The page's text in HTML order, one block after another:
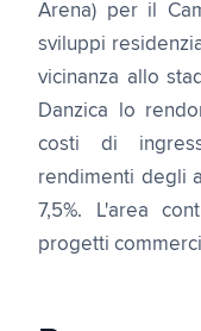
Arena) per il
sviluppi
vicinanza allo
Danzica lo
costi di
rendimenti degli
7,5%. L'area
progetti